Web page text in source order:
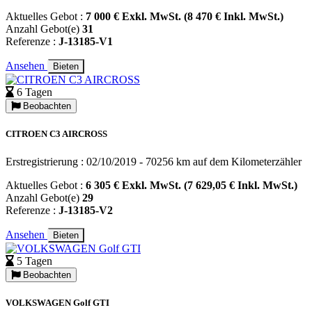
Aktuelles Gebot : 7 000 € Exkl. MwSt. (8 470 € Inkl. MwSt.)
Anzahl Gebot(e) 31
Referenze : J-13185-V1
Ansehen Bieten
6 Tagen
Beobachten
CITROEN C3 AIRCROSS
Erstregistrierung : 02/10/2019 - 70256 km auf dem Kilometerzähler
Aktuelles Gebot : 6 305 € Exkl. MwSt. (7 629,05 € Inkl. MwSt.)
Anzahl Gebot(e) 29
Referenze : J-13185-V2
Ansehen Bieten
5 Tagen
Beobachten
VOLKSWAGEN Golf GTI